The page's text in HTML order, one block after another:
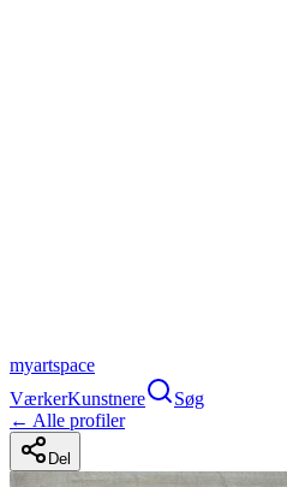
myartspace
VærkerKunstnere
Søg
← Alle profiler
Del